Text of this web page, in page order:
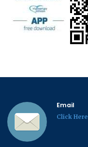
Email
Click Here